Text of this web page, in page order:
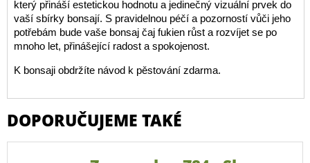
který přináší estetickou hodnotu a jedinečný vizuální prvek do
vaší sbírky bonsají. S pravidelnou péčí a pozorností vůči jeho
potřebám bude vaše bonsaj čaj fukien růst a rozvíjet se po
mnoho let, přinášející radost a spokojenost.
K bonsaji obdržíte návod k pěstování zdarma.
DOPORUČUJEME TAKÉ